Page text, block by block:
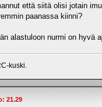
että siitä olisi jotain
paanassa kiinni?
alastuloon nurmi on hyvä
kuski.
21.29